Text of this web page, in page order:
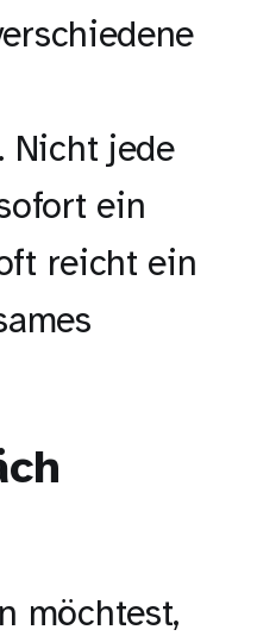
Nicht jede
ein
reicht ein
möchtest,